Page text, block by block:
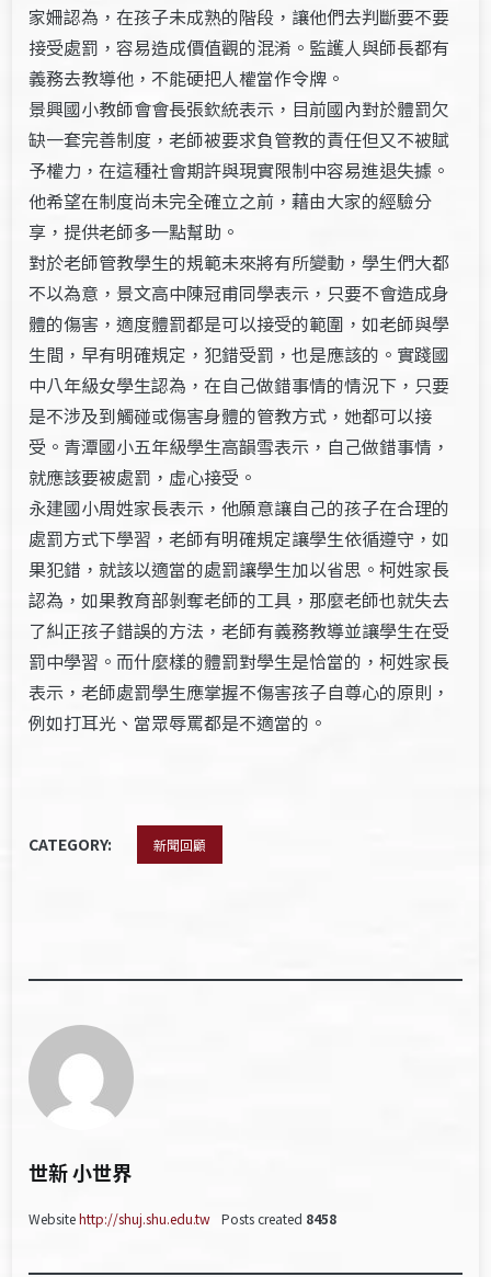
家姍認為，在孩子未成熟的階段，讓他們去判斷要不要
接受處罰，容易造成價值觀的混淆。監護人與師長都有
義務去教導他，不能硬把人權當作令牌。
景興國小教師會會長張欽統表示，目前國內對於體罰欠
缺一套完善制度，老師被要求負管教的責任但又不被賦
予權力，在這種社會期許與現實限制中容易進退失據。
他希望在制度尚未完全確立之前，藉由大家的經驗分
享，提供老師多一點幫助。
對於老師管教學生的規範未來將有所變動，學生們大都
不以為意，景文高中陳冠甫同學表示，只要不會造成身
體的傷害，適度體罰都是可以接受的範圍，如老師與學
生間，早有明確規定，犯錯受罰，也是應該的。實踐國
中八年級女學生認為，在自己做錯事情的情況下，只要
是不涉及到觸碰或傷害身體的管教方式，她都可以接
受。青潭國小五年級學生高韻雪表示，自己做錯事情，
就應該要被處罰，虛心接受。
永建國小周姓家長表示，他願意讓自己的孩子在合理的
處罰方式下學習，老師有明確規定讓學生依循遵守，如
果犯錯，就該以適當的處罰讓學生加以省思。柯姓家長
認為，如果教育部剝奪老師的工具，那麼老師也就失去
了糾正孩子錯誤的方法，老師有義務教導並讓學生在受
罰中學習。而什麼樣的體罰對學生是恰當的，柯姓家長
表示，老師處罰學生應掌握不傷害孩子自尊心的原則，
例如打耳光、當眾辱罵都是不適當的。
CATEGORY: 新聞回顧
世新 小世界
Websitehttp://shuj.shu.edu.tw Posts created 8458